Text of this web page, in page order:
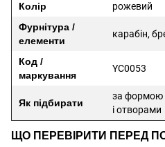
Колір
рожевий
Фурнітура /
елементи
карабін,
Код /
маркування
YC0053
Як підбирати
за формою
і отворами
ЩО ПЕРЕВІРИТИ ПЕРЕД